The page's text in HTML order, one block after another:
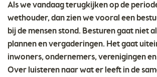
Als we vandaag terugkijken op de
wethouder, dan zien we vooral een
bij de mensen stond. Besturen gaat niet
plannen en vergaderingen. Het gaat
inwoners, ondernemers, verenigingen
Over luisteren naar wat er leeft in de